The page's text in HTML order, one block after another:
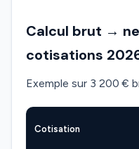
Calcul brut →
cotisations
Exemple sur 3 200 €
Cotisation